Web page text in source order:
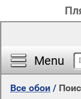
Menu
Все обои /